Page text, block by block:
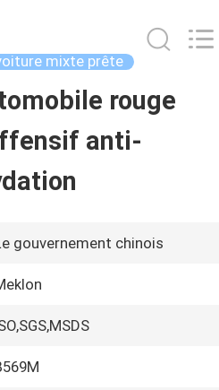
mixte prête
rouge
anti-
gouvernement chinois